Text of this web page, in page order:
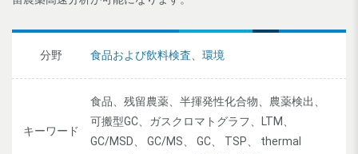
分野 食品および飲料検査 環境
キーワード
食品、残留農薬、半揮発性化合物、農薬検出、
可搬型GC、ガスクロマトグラフ、LTM、
GC/MSD、 GC/MS、 GC、 TSP、 thermal